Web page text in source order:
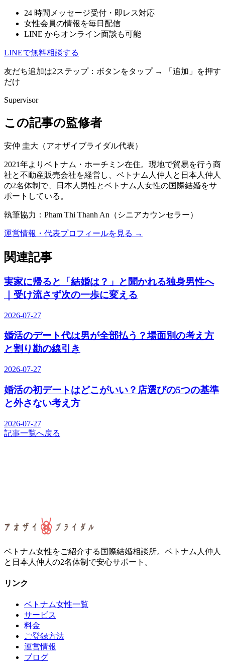
24 時間メッセージ受付・即レス対応
女性会員の情報を毎日配信
LINE からオンライン面談も可能
LINEで無料相談する
友だち追加は2ステップ：ボタンをタップ → 「追加」を押す
だけ
Supervisor
この記事の監修者
安仲 圭大 （アオザイブライダル代表）
2021年よりベトナム・ホーチミン在住。現地で貿易を行う商
社と不動産販売会社を経営し、ベトナム人仲人と日本人仲人
の2名体制で、日本人男性とベトナム人女性の国際結婚をサ
ポートしている。
執筆協力： Pham Thi Thanh An （ シニアカウンセラー）
運営情報・代表プロフィールを見る →
関連記事
実家に帰ると「結婚は？」と聞かれる独身男性へ
｜受け流さず次の一歩に変える
2026-07-27
婚活のデート代は男が全部払う？場面別の考え方
と割り勘の線引き
2026-07-27
婚活の初デートはどこがいい？店選びの5つの基準
と外さない考え方
2026-07-27
記事一覧へ戻る
ベトナム女性をご紹介する国際結婚相談所。ベトナム人仲人
と日本人仲人の2名体制で安心サポート。
リンク
ベトナム女性一覧
サービス
料金
ご登録方法
運営情報
ブログ